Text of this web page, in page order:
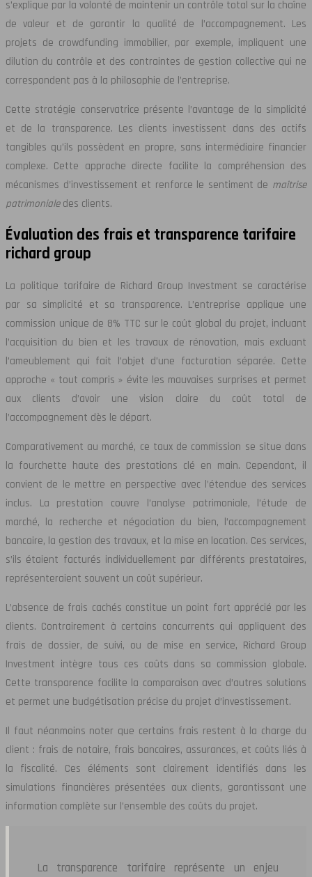
s’explique par la volonté de maintenir un contrôle total sur la chaîne
de valeur et de garantir la qualité de l’accompagnement. Les
projets de crowdfunding immobilier, par exemple, impliquent une
dilution du contrôle et des contraintes de gestion collective qui ne
correspondent pas à la philosophie de l’entreprise.
Cette stratégie conservatrice présente l’avantage de la simplicité
et de la transparence. Les clients investissent dans des actifs
tangibles qu’ils possèdent en propre, sans intermédiaire financier
complexe. Cette approche directe facilite la compréhension des
mécanismes d’investissement et renforce le sentiment de maîtrise
patrimoniale des clients.
Évaluation des frais et transparence tarifaire
richard group
La politique tarifaire de Richard Group Investment se caractérise
par sa simplicité et sa transparence. L’entreprise applique une
commission unique de 8% TTC sur le coût global du projet, incluant
l’acquisition du bien et les travaux de rénovation, mais excluant
l’ameublement qui fait l’objet d’une facturation séparée. Cette
approche « tout compris » évite les mauvaises surprises et permet
aux clients d’avoir une vision claire du coût total de
l’accompagnement dès le départ.
Comparativement au marché, ce taux de commission se situe dans
la fourchette haute des prestations clé en main. Cependant, il
convient de le mettre en perspective avec l’étendue des services
inclus. La prestation couvre l’analyse patrimoniale, l’étude de
marché, la recherche et négociation du bien, l’accompagnement
bancaire, la gestion des travaux, et la mise en location. Ces services,
s’ils étaient facturés individuellement par différents prestataires,
représenteraient souvent un coût supérieur.
L’absence de frais cachés constitue un point fort apprécié par les
clients. Contrairement à certains concurrents qui appliquent des
frais de dossier, de suivi, ou de mise en service, Richard Group
Investment intègre tous ces coûts dans sa commission globale.
Cette transparence facilite la comparaison avec d’autres solutions
et permet une budgétisation précise du projet d’investissement.
Il faut néanmoins noter que certains frais restent à la charge du
client : frais de notaire, frais bancaires, assurances, et coûts liés à
la fiscalité. Ces éléments sont clairement identifiés dans les
simulations financières présentées aux clients, garantissant une
information complète sur l’ensemble des coûts du projet.
La transparence tarifaire représente un enjeu